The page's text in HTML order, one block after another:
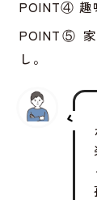
POINT④ 趣
POINT⑤
し。